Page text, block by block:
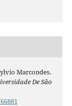
Marcondes.
De São